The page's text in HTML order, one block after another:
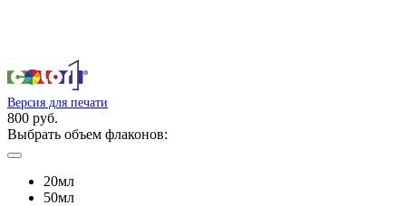
Версия для печати
800 руб.
Выбрать объем флаконов:
20мл
50мл